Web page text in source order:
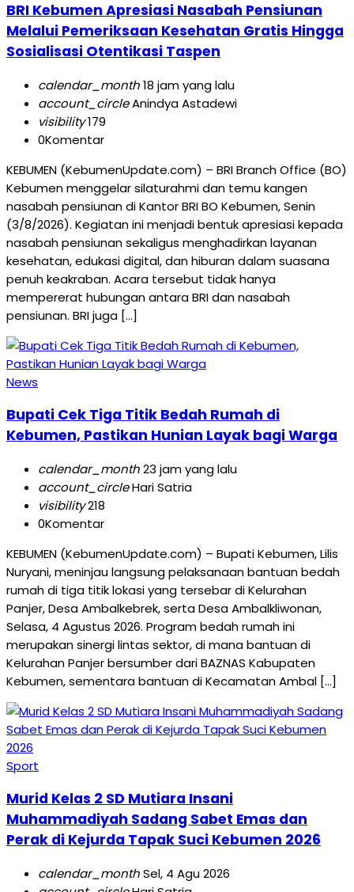
BRI Kebumen Apresiasi Nasabah Pensiunan
Melalui Pemeriksaan Kesehatan Gratis Hingga
Sosialisasi Otentikasi Taspen
calendar_month18 jam yang lalu
account_circleAnindya Astadewi
visibility179
0Komentar
KEBUMEN (KebumenUpdate.com) – BRI Branch Office (BO)
Kebumen menggelar silaturahmi dan temu kangen
nasabah pensiunan di Kantor BRI BO Kebumen, Senin
(3/8/2026). Kegiatan ini menjadi bentuk apresiasi kepada
nasabah pensiunan sekaligus menghadirkan layanan
kesehatan, edukasi digital, dan hiburan dalam suasana
penuh keakraban. Acara tersebut tidak hanya
mempererat hubungan antara BRI dan nasabah
pensiunan. BRI juga […]
News
Bupati Cek Tiga Titik Bedah Rumah di
Kebumen, Pastikan Hunian Layak bagi Warga
calendar_month23 jam yang lalu
account_circleHari Satria
visibility218
0Komentar
KEBUMEN (KebumenUpdate.com) – Bupati Kebumen, Lilis
Nuryani, meninjau langsung pelaksanaan bantuan bedah
rumah di tiga titik lokasi yang tersebar di Kelurahan
Panjer, Desa Ambalkebrek, serta Desa Ambalkliwonan,
Selasa, 4 Agustus 2026. Program bedah rumah ini
merupakan sinergi lintas sektor, di mana bantuan di
Kelurahan Panjer bersumber dari BAZNAS Kabupaten
Kebumen, sementara bantuan di Kecamatan Ambal […]
Sport
Murid Kelas 2 SD Mutiara Insani
Muhammadiyah Sadang Sabet Emas dan
Perak di Kejurda Tapak Suci Kebumen 2026
calendar_monthSel, 4 Agu 2026